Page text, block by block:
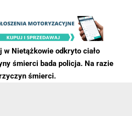
w Nietążkowie odkryto ciało
śmierci bada policja. Na razie
śmierci.